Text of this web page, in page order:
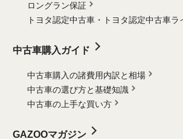
ロングラン保証
トヨタ認定中古車・
トヨタ認定中古車ラ
中古車購入ガイド
中古車購入の諸費用内訳と相場
中古車の選び方と基礎知識
中古車の上手な買い方
GAZOOマガジン